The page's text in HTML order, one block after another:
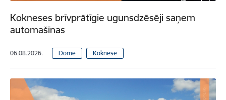
Kokneses brīvprātīgie ugunsdzēsēji saņem
automašīnas
06.08.2026. Dome Koknese